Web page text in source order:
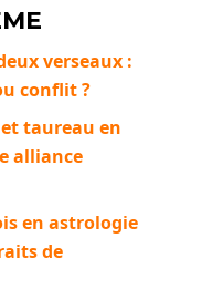
verseaux :
conflit ?
taureau en
alliance
en astrologie
de